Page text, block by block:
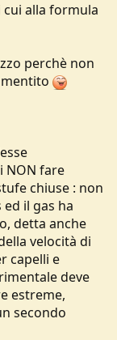
cui alla formula
perchè non
NON fare
chiuse : non
il gas ha
detta anche
velocità di
capelli e
deve
estreme,
secondo